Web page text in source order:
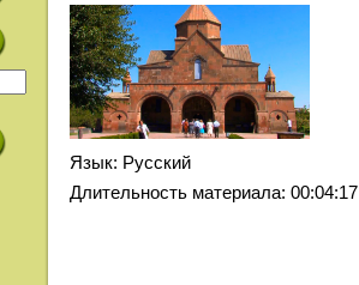
Язык: Русский
Длительность материала: 00:04:17